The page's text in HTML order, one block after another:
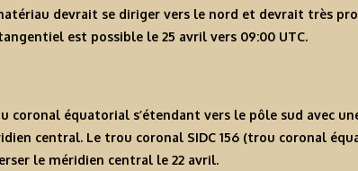
devrait se diriger vers le nord et devrait très
est possible le 25 avril vers 09:00 UTC.
coronal équatorial s’étendant vers le pôle sud avec
central. Le trou coronal SIDC 156 (trou coronal
le méridien central le 22 avril.